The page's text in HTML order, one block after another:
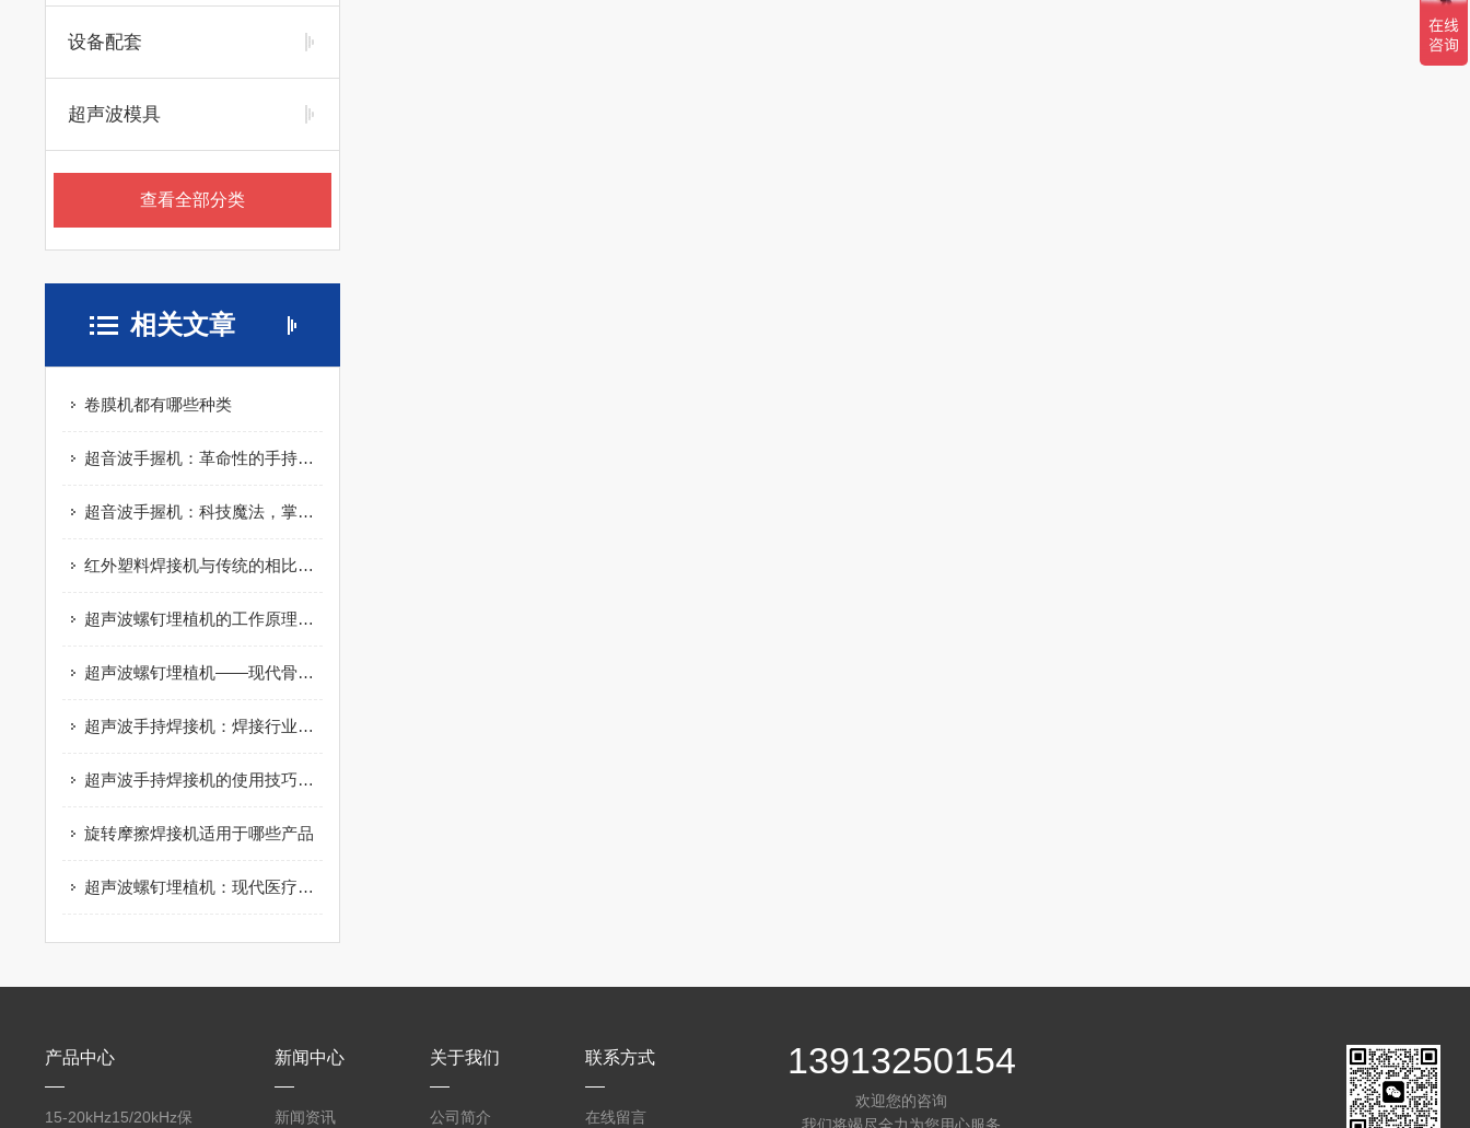
设备配套
超声波模具
查看全部分类
相关文章
卷膜机都有哪些种类
超音波手握机：革命性的手持设备，引领无损检测新纪元
超音波手握机：科技魔法，掌中宝藏
红外塑料焊接机与传统的相比，有什么优势
超声波螺钉埋植机的工作原理、优势与未来前景
超声波螺钉埋植机——现代骨科手术的革命性工具
超声波手持焊接机：焊接行业的便携革命
超声波手持焊接机的使用技巧与常见问题处理
旋转摩擦焊接机适用于哪些产品
超声波螺钉埋植机：现代医疗领域的突破性工具
产品中心
15-20kHz15/20kHz保
新闻中心
新闻资讯
关于我们
公司简介
联系方式
在线留言
13913250154
欢迎您的咨询